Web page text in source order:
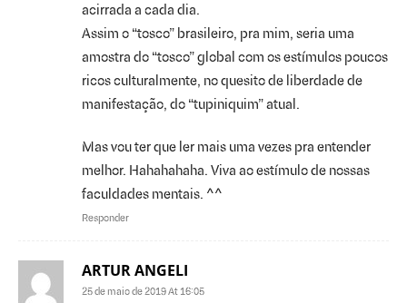
acirrada a cada dia.
Assim o “tosco” brasileiro, pra mim, seria uma
amostra do “tosco” global com os estímulos poucos
ricos culturalmente, no quesito de liberdade de
manifestação, do “tupiniquim” atual.
Mas vou ter que ler mais uma vezes pra entender
melhor. Hahahahaha. Viva ao estímulo de nossas
faculdades mentais. ^^
Responder
ARTUR ANGELI
25 de maio de 2019 At 16:05